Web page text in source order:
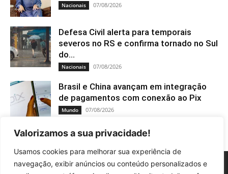
Valorizamos a sua privacidade!
Usamos cookies para melhorar sua experiência de
navegação, exibir anúncios ou conteúdo personalizados e
Nacionais 07/08/2026
Defesa Civil alerta para temporais
severos no RS e confirma tornado no Sul
do...
Nacionais 07/08/2026
Brasil e China avançam em integração
de pagamentos com conexão ao Pix
Mundo 07/08/2026